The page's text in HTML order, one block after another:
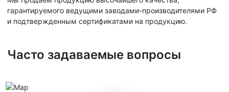
гарантируемого ведущими заводами-производителями РФ
и подтвержденным сертификатами на продукцию.
Часто задаваемые вопросы